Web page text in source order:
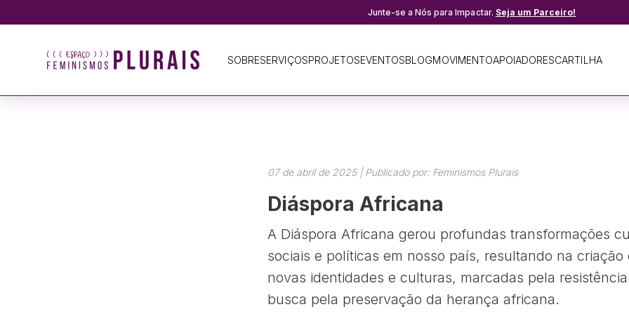
Junte-se a Nós para Impactar. Seja um Parceiro!
SOBRESERVIÇOSPROJETOSEVENTOSBLOGMOVIMENTOAPOIADORESCARTILHA
07 de abril de 2025 | Publicado por: Feminismos Plurais
Diáspora Africana
A Diáspora Africana gerou profundas transformações
sociais e políticas em nosso país, resultando na criação
novas identidades e culturas, marcadas pela
busca pela preservação da herança africana.